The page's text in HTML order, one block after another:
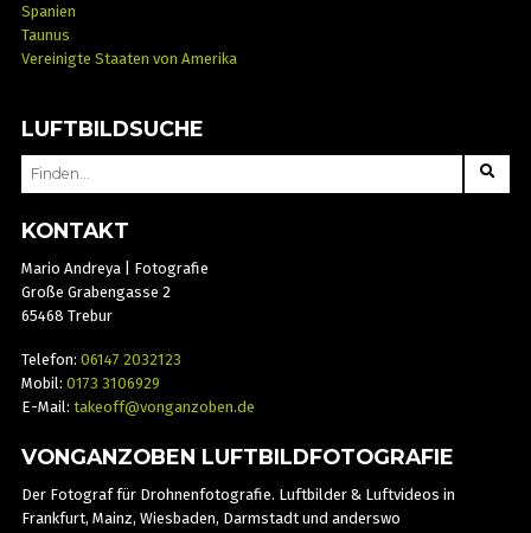
Spanien
Taunus
Vereinigte Staaten von Amerika
LUFTBILDSUCHE
SEARCH
KONTAKT
Mario Andreya | Fotografie
Große Grabengasse 2
65468 Trebur
Telefon: 06147 2032123
Mobil: 0173 3106929
E-Mail: takeoff@vonganzoben.de
VONGANZOBEN LUFTBILDFOTOGRAFIE
Der Fotograf für Drohnenfotografie. Luftbilder & Luftvideos in
Frankfurt, Mainz, Wiesbaden, Darmstadt und anderswo